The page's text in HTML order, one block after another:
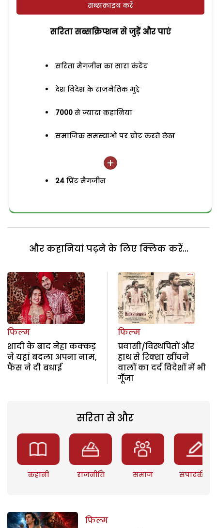
सब्सक्राइब करें
सरिता सब्सक्रिप्शन से जुड़ेें और पाएं
सरिता मैगजीन का सारा कंटेंट
देश विदेश के राजनैतिक मुद्दे
7000 से ज्यादा कहानियां
समाजिक समस्याओं पर चोट करते लेख
24 प्रिंट मैगजीन
और कहानियां पढ़ने के लिए क्लिक करें...
फिल्म
शादी के बाद नेहा कक्कड़
ने यहां बदला अपना नाम,
फैंस ने दी बधाई
फिल्म
प्रवासी/विस्थपितों और
हाथ से रिक्शा खींचने
वालों का दर्द विदेशों में भी
गूॅंजा
सरिता से और
कहानी राजनीति समाज संपादकीय
फिल्म